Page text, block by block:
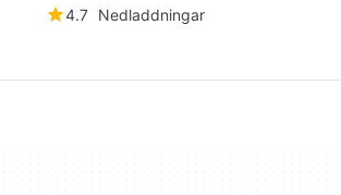
4.7 Nedladdningar